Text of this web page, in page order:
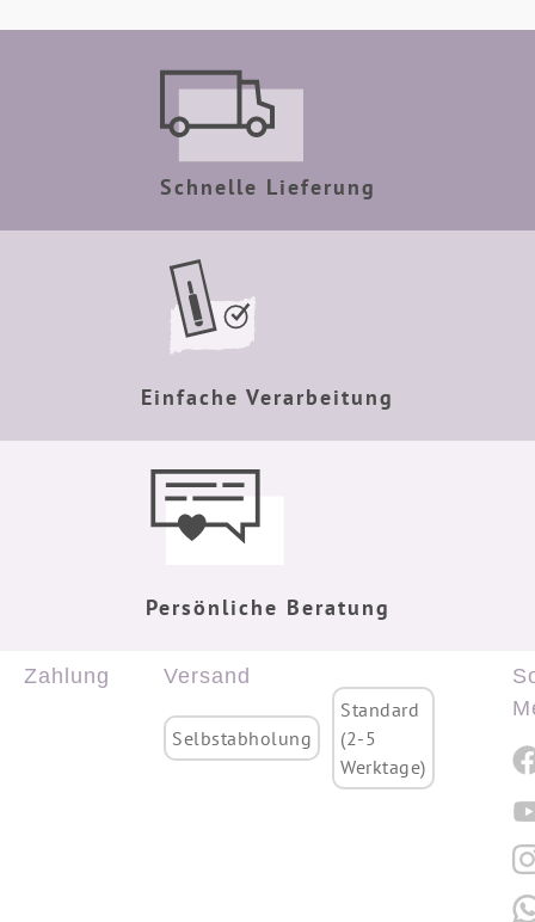
Schnelle Lieferung
Einfache Verarbeitung
Persönliche Beratung
Zahlung Versand
Selbstabholung
Standard
(2-5
Werktage)